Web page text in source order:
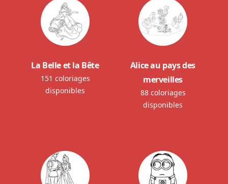
La Belle et la Bête
151 coloriages
disponibles
Alice au pays des
merveilles
88 coloriages
disponibles